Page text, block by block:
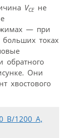
VCE не
— при
токах
обратного
Они
хвостового